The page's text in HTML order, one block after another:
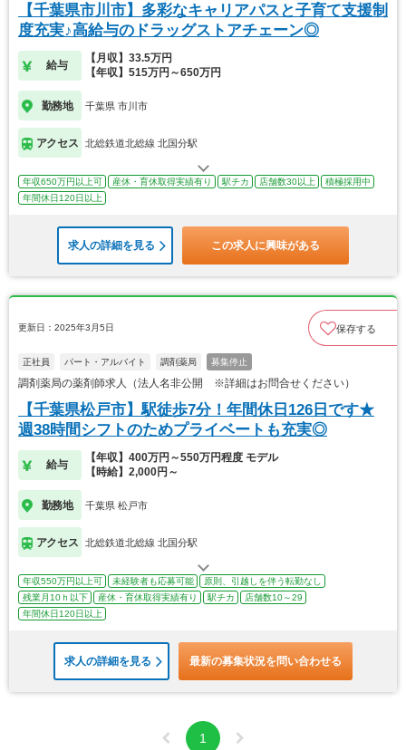
【千葉県市川市】多彩なキャリアパスと子育て支援制
度充実♪高給与のドラッグストアチェーン◎
給与
【月収】33.5万円
【年収】515万円～650万円
勤務地 千葉県 市川市
アクセス 北総鉄道北総線 北国分駅
年収650万円以上可 産休・育休取得実績有り 駅チカ 店舗数30以上
積極採用中
年間休日120日以上
求人の詳細を見る この求人に興味がある
更新日：2025年3月5日 保存する
正社員 パート・アルバイト 調剤薬局 募集停止
調剤薬局の薬剤師求人（法人名非公開 ※詳細はお問合せください）
【千葉県松戸市】駅徒歩7分！年間休日126日です★
週38時間シフトのためプライベートも充実◎
給与
【年収】400万円～550万円程度 モデル
【時給】2,000円～
勤務地 千葉県 松戸市
アクセス 北総鉄道北総線 北国分駅
年収550万円以上可 未経験者も応募可能
原則、引越しを伴う転勤なし
残業月10ｈ以下
産休・育休取得実績有り 駅チカ
店舗数10～29
年間休日120日以上
求人の詳細を見る 最新の募集状況を問い合わせる
1